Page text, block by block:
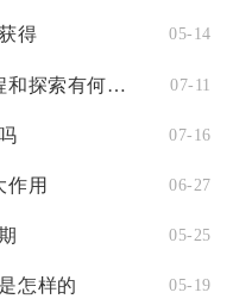
得 05-14
少年三国志2援军对游戏的进程和探索有何帮助呢 07-11
07-16
作用 06-27
05-25
怎样的 05-19